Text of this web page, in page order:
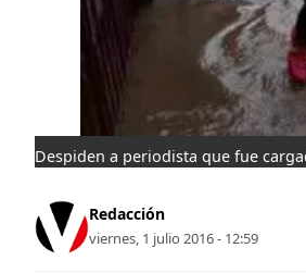
Despiden a periodista que fue
Redacción
viernes, 1 julio 2016 - 12:59